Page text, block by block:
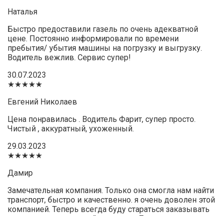
Наталья
Быстро предоставили газель по очень адекватной
цене. Постоянно информировали по времени
пребытия/ убытия машины на погрузку и выгрузку.
Водитель вежлив. Сервис супер!
30.07.2023
★★★★★
Евгений Николаев
Цена понравилась . Водитель Фарит, супер просто.
Чистый , аккуратный, ухоженный.
29.03.2023
★★★★★
Дамир
Замечательная компания. Только она смогла нам найти
транспорт, быстро и качественно. я очень доволен этой
компанией. Теперь всегда буду стараться заказывать